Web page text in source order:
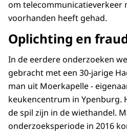
om telecommunicatieverkeer
voorhanden heeft gehad.
Oplichting en
In de eerdere onderzoeken
gebracht met een 30-jarige
man uit Moerkapelle -
keukencentrum in Ypenburg.
de spil zijn in de wiethandel.
onderzoeksperiode in 2016